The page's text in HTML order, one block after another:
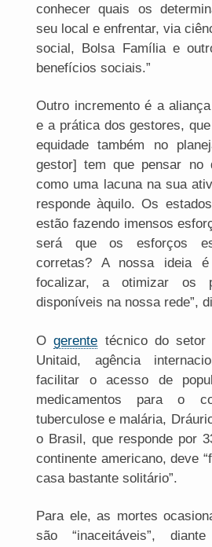
conhecer quais os
seu local e enfrentar, via
social, Bolsa Família e
benefícios sociais.”
Outro incremento é a
e a prática dos gestores,
equidade também no
gestor] tem que pensar no
como uma lacuna na sua
responde àquilo. Os
estão fazendo imensos
será que os esforços
corretas? A nossa ideia
focalizar, a otimizar os
disponíveis na nossa rede”,
Ogerente técnico do setor
Unitaid, agência
facilitar o acesso de
medicamentos para o
tuberculose e malária,
o Brasil, que responde por
continente americano, deve
casa bastante solitário”.
Para ele, as mortes
são “inaceitáveis”,